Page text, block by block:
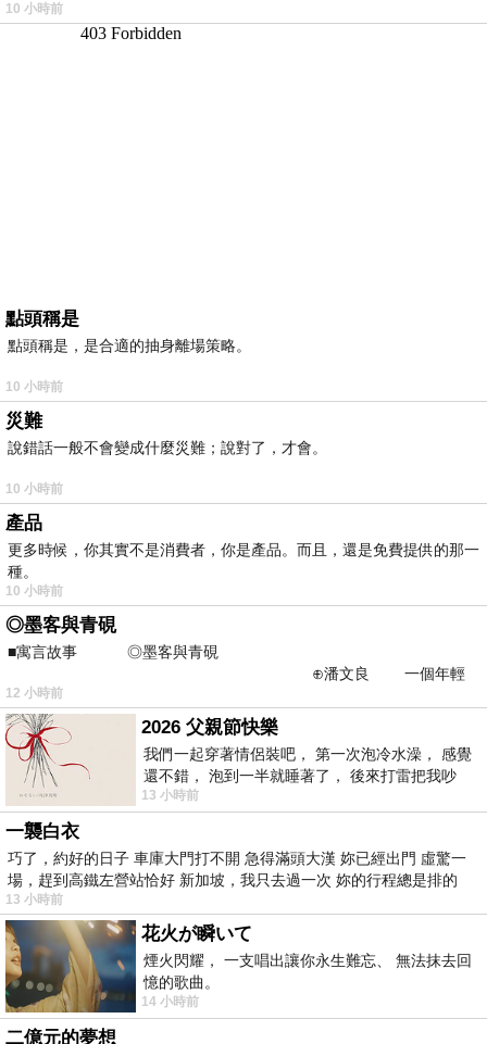
10 小時前
點頭稱是
點頭稱是，是合適的抽身離場策略。
10 小時前
災難
說錯話一般不會變成什麼災難；說對了，才會。
10 小時前
產品
更多時候，你其實不是消費者，你是產品。而且，還是免費提供的那一
種。
10 小時前
◎墨客與青硯
■寓言故事 ◎墨客與青硯
⊕潘文良 一個年輕
的墨客，在京城的古玩肆裡
12 小時前
2026 父親節快樂
我們一起穿著情侶裝吧， 第一次泡冷水澡， 感覺
還不錯， 泡到一半就睡著了， 後來打雷把我吵
醒， 手
13 小時前
一襲白衣
巧了，約好的日子 車庫大門打不開 急得滿頭大漢 妳已經出門 虛驚一
場，趕到高鐵左營站恰好 新加坡，我只去過一次 妳的行程總是排的
13 小時前
花火が瞬いて
煙火閃耀， 一支唱出讓你永生難忘、 無法抹去回
憶的歌曲。
14 小時前
二億元的夢想